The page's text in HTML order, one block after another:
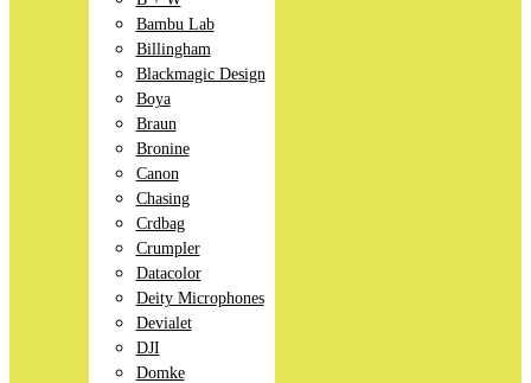
Bambu Lab
Billingham
Blackmagic Design
Boya
Braun
Bronine
Canon
Chasing
Crdbag
Crumpler
Datacolor
Deity Microphones
Devialet
DJI
Domke